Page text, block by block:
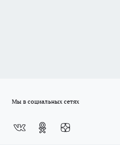
Мы в социальных сетях